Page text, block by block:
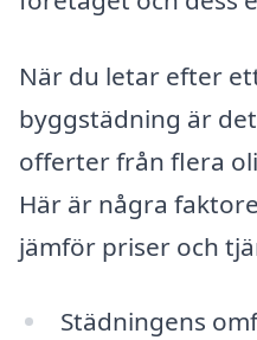
När du letar efter
byggstädning är
offerter från flera
Här är några
jämför priser och
Städningens